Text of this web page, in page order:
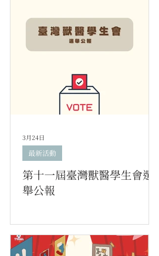
第十一屆臺灣獸醫學生會選
舉公報
最新活動
3月24日